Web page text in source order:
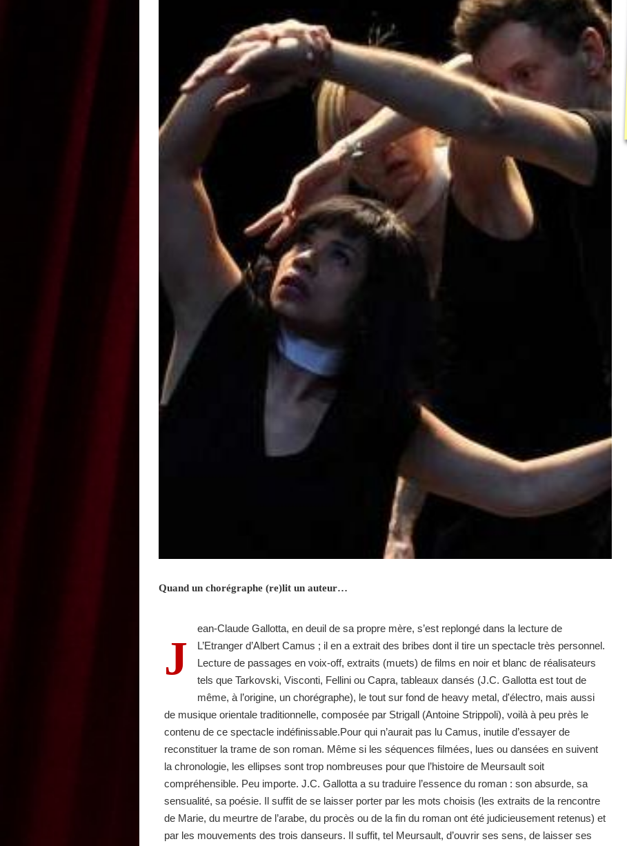
Quand un chorégraphe (re)lit un auteur…
J
ean-Claude Gallotta, en deuil de sa propre mère, s’est replongé dans la lecture de
L’Etranger d’Albert Camus ; il en a extrait des bribes dont il tire un spectacle très personnel.
Lecture de passages en voix-off, extraits (muets) de films en noir et blanc de réalisateurs
tels que Tarkovski, Visconti, Fellini ou Capra, tableaux dansés (J.C. Gallotta est tout de
même, à l’origine, un chorégraphe), le tout sur fond de heavy metal, d'électro, mais aussi
de musique orientale traditionnelle, composée par Strigall (Antoine Strippoli), voilà à peu près le
contenu de ce spectacle indéfinissable.Pour qui n’aurait pas lu Camus, inutile d’essayer de
reconstituer la trame de son roman. Même si les séquences filmées, lues ou dansées en suivent
la chronologie, les ellipses sont trop nombreuses pour que l’histoire de Meursault soit
compréhensible. Peu importe. J.C. Gallotta a su traduire l’essence du roman : son absurde, sa
sensualité, sa poésie. Il suffit de se laisser porter par les mots choisis (les extraits de la rencontre
de Marie, du meurtre de l’arabe, du procès ou de la fin du roman ont été judicieusement retenus) et
par les mouvements des trois danseurs. Il suffit, tel Meursault, d’ouvrir ses sens, de laisser ses